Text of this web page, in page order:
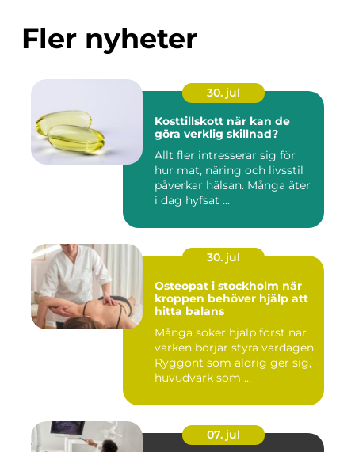
Fler nyheter
30. jul
Kosttillskott när kan de
göra verklig skillnad?
Allt fler intresserar sig för
hur mat, näring och livsstil
påverkar hälsan. Många äter
i dag hyfsat ...
30. jul
Osteopat i stockholm när
kroppen behöver hjälp att
hitta balans
Många söker hjälp först när
värken börjar styra vardagen.
Ryggont som aldrig ger sig,
huvudvärk som ...
07. jul